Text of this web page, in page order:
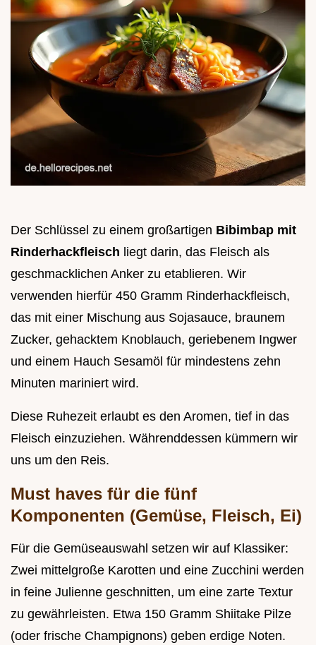
Der Schlüssel zu einem großartigen Bibimbap mit
Rinderhackfleisch liegt darin, das Fleisch als
geschmacklichen Anker zu etablieren. Wir
verwenden hierfür 450 Gramm Rinderhackfleisch,
das mit einer Mischung aus Sojasauce, braunem
Zucker, gehacktem Knoblauch, geriebenem Ingwer
und einem Hauch Sesamöl für mindestens zehn
Minuten mariniert wird.
Diese Ruhezeit erlaubt es den Aromen, tief in das
Fleisch einzuziehen. Währenddessen kümmern wir
uns um den Reis.
Must haves für die fünf
Komponenten (Gemüse, Fleisch, Ei)
Für die Gemüseauswahl setzen wir auf Klassiker:
Zwei mittelgroße Karotten und eine Zucchini werden
in feine Julienne geschnitten, um eine zarte Textur
zu gewährleisten. Etwa 150 Gramm Shiitake Pilze
(oder frische Champignons) geben erdige Noten.